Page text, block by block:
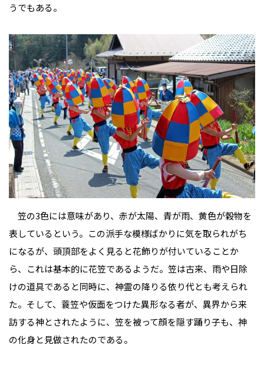
うでもある。
笠の3色には意味があり、赤が太陽、青が雨、黄色が穀物を
表しているという。この派手な模様ばかりに気を取られがち
になるが、頭頂部をよく見ると花飾りが付いていることか
ら、これは基本的に花笠であるようだ。笠は古来、雨や日除
けの道具であると同時に、神霊の降りる依り代とも考えられ
た。そして、蓑笠や仮面をつけた異形なる者が、異界から来
訪する神とされたように、笠を被って顔を隠す踊り子も、神
の化身と見做されたのである。